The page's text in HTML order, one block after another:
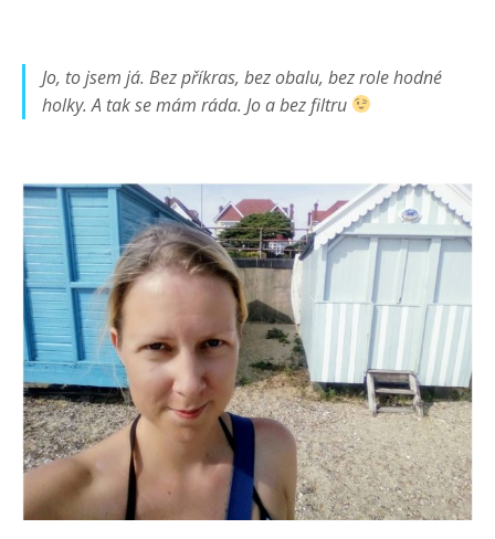
Jo, to jsem já. Bez příkras, bez obalu, bez role hodné
holky. A tak se mám ráda. Jo a bez filtru